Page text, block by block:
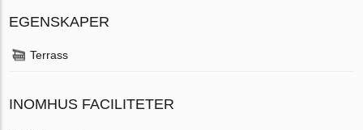
EGENSKAPER
Terrass
INOMHUS FACILITETER